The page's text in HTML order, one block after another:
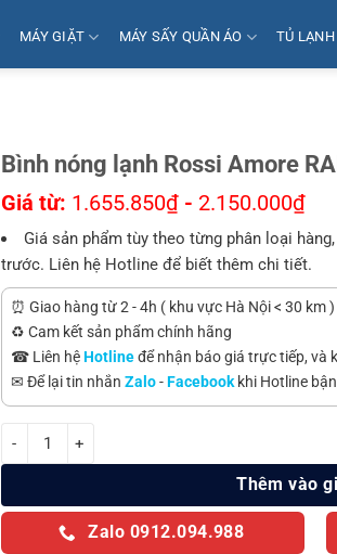
MÁY GIẶT MÁY SẤY QUẦN ÁO TỦ LẠNH
Bình nóng lạnh Rossi Amore
Giá từ: 1.655.850₫ - 2.150.000₫
Giá sản phẩm tùy theo từng phân loại
trước. Liên hệ Hotline để biết thêm chi tiết.
⏰ Giao hàng từ 2 - 4h ( khu vực Hà Nội < 30 km )
♻️ Cam kết sản phẩm chính hãng
☎ Liên hệHotlineđể nhận báo giá trực tiếp, và
✉ Để lại tin nhắn Zalo-Facebook khi Hotline
Bình nóng lạnh Rossi Amore RAM20SL - 20L số
Thêm vào
Zalo 0912.094.988